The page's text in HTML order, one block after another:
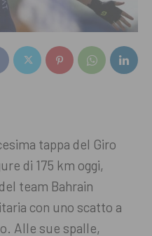
tappa del Giro
di 175 km oggi,
team Bahrain
con uno scatto a
Alle sue spalle,